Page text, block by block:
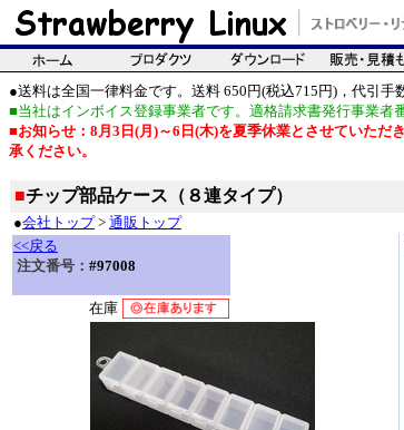
●送料は全国一律料金です。送料 650円(税込715円)，代引手
■当社はインボイス登録事業者です。適格請求書発行事業者
■お知らせ：8月3日(月)～6日(木)を夏季休業とさせていただ
承ください。
■チップ部品ケース（８連タイプ）
●会社トップ> 通販トップ
<<戻る
注文番号： #97008
在庫